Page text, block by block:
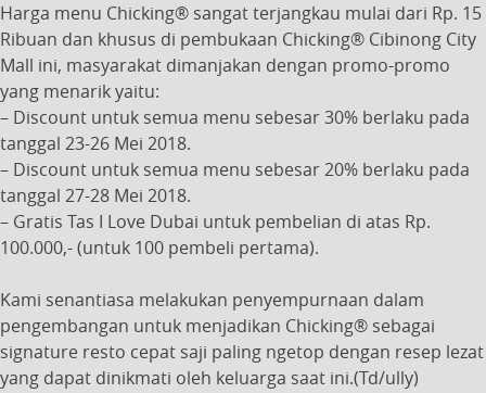
Harga menu Chicking® sangat terjangkau mulai dari Rp. 15
Ribuan dan khusus di pembukaan Chicking® Cibinong City
Mall ini, masyarakat dimanjakan dengan promo-promo
yang menarik yaitu:
– Discount untuk semua menu sebesar 30% berlaku pada
tanggal 23-26 Mei 2018.
– Discount untuk semua menu sebesar 20% berlaku pada
tanggal 27-28 Mei 2018.
– Gratis Tas I Love Dubai untuk pembelian di atas Rp.
100.000,- (untuk 100 pembeli pertama).
Kami senantiasa melakukan penyempurnaan dalam
pengembangan untuk menjadikan Chicking® sebagai
signature resto cepat saji paling ngetop dengan resep lezat
yang dapat dinikmati oleh keluarga saat ini.(Td/ully)